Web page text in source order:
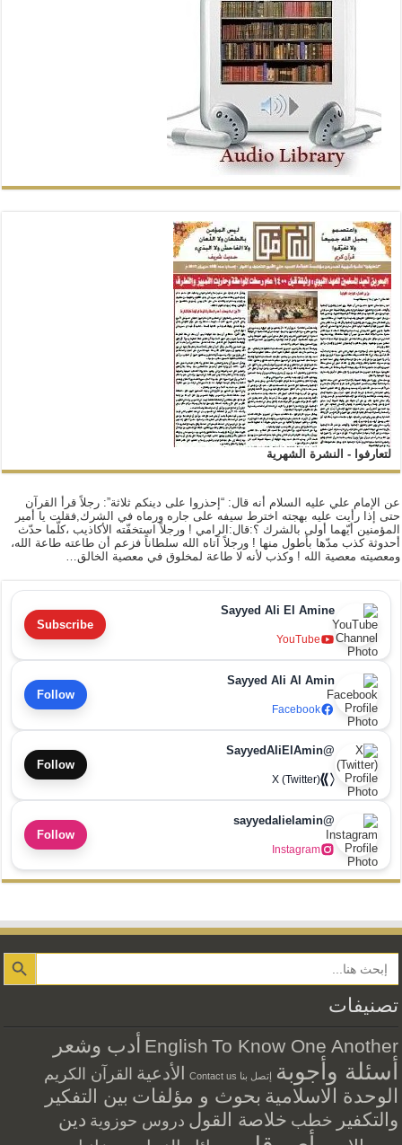
لتعارفوا - النشرة الشهرية
عن الإمام علي عليه السلام أنه قال: “إحذروا على دينكم ثلاثة”: رجلاً قرأ القرآن
حتى إذا رأيت عليه بهجته اخترط سيفه على جاره ورماه في الشرك,فقلت يا أمير
المؤمنين أيّهما أولى بالشرك ؟:قال:الرامي ! ورجلاً استخفّته الأكاذيب ،كلّما حدّث
أحدوثة كذب مدّها بأطول منها ! ورجلاً آتاه الله سلطاناً فزعم أن طاعته طاعة الله،
ومعصيته معصية الله ! وكذب لأنه لا طاعة لمخلوق في معصية الخالق…
Sayyed Ali El Amine
YouTube
Subscribe
Sayyed Ali Al Amin
Facebook
Follow
@SayyedAliElAmin
X (Twitter)
Follow
@sayyedalielamin
Instagram
Follow
Search Button
تصنيفات
English To Know One Another أدب وشعر
أسئلة وأجوبة إتصل بنا Contact us الأدعية القرآن الكريم
الوحدة الاسلامية بحوث و مؤلفات بين التفكير
والتكفير خطب خلاصة القول دروس حوزوية دين